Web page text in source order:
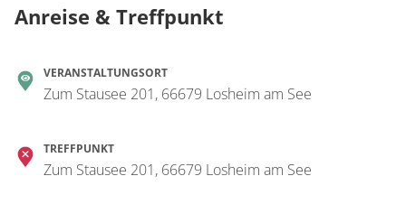
Anreise & Treffpunkt
VERANSTALTUNGSORT
Zum Stausee 201, 66679 Losheim am See
TREFFPUNKT
Zum Stausee 201, 66679 Losheim am See